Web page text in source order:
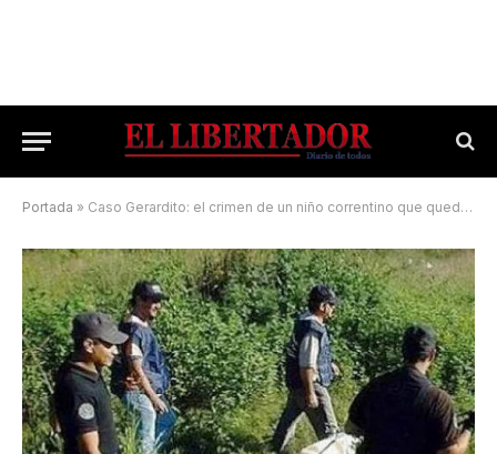
Portada » Caso Gerardito: el crimen de un niño correntino que quedó sin resolver